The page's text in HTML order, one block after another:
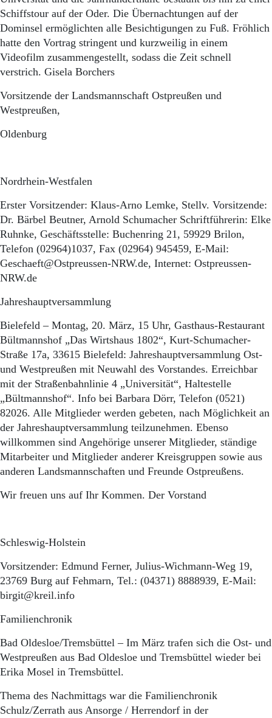
Schiffstour auf der Oder. Die Übernachtungen auf der
Dominsel ermöglichten alle Besichtigungen zu Fuß. Fröhlich
hatte den Vortrag stringent und kurzweilig in einem
Videofilm zusammengestellt, sodass die Zeit schnell
verstrich. Gisela Borchers
Vorsitzende der Landsmannschaft Ostpreußen und
Westpreußen,
Oldenburg
Nordrhein-Westfalen
Erster Vorsitzender: Klaus-Arno Lemke, Stellv. Vorsitzende:
Dr. Bärbel Beutner, Arnold Schumacher Schriftführerin: Elke
Ruhnke, Geschäftsstelle: Buchenring 21, 59929 Brilon,
Telefon (02964)1037, Fax (02964) 945459, E-Mail:
Geschaeft@Ostpreussen-NRW.de, Internet: Ostpreussen-
NRW.de
Jahreshauptversammlung
Bielefeld – Montag, 20. März, 15 Uhr, Gasthaus-Restaurant
Bültmannshof „Das Wirtshaus 1802“, Kurt-Schumacher-
Straße 17a, 33615 Bielefeld: Jahreshauptversammlung Ost-
und Westpreußen mit Neuwahl des Vorstandes. Erreichbar
mit der Straßenbahnlinie 4 „Universität“, Haltestelle
„Bültmannshof“. Info bei Barbara Dörr, Telefon (0521)
82026. Alle Mitglieder werden gebeten, nach Möglichkeit an
der Jahreshauptversammlung teilzunehmen. Ebenso
willkommen sind Angehörige unserer Mitglieder, ständige
Mitarbeiter und Mitglieder anderer Kreisgruppen sowie aus
anderen Landsmannschaften und Freunde Ostpreußens.
Wir freuen uns auf Ihr Kommen. Der Vorstand
Schleswig-Holstein
Vorsitzender: Edmund Ferner, Julius-Wichmann-Weg 19,
23769 Burg auf Fehmarn, Tel.: (04371) 8888939, E-Mail:
birgit@kreil.info
Familienchronik
Bad Oldesloe/Tremsbüttel – Im März trafen sich die Ost- und
Westpreußen aus Bad Oldesloe und Tremsbüttel wieder bei
Erika Mosel in Tremsbüttel.
Thema des Nachmittags war die Familienchronik
Schulz/Zerrath aus Ansorge / Herrendorf in der